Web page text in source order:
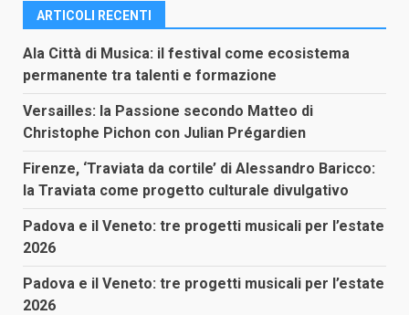
ARTICOLI RECENTI
Ala Città di Musica: il festival come ecosistema
permanente tra talenti e formazione
Versailles: la Passione secondo Matteo di
Christophe Pichon con Julian Prégardien
Firenze, ‘Traviata da cortile’ di Alessandro Baricco:
la Traviata come progetto culturale divulgativo
Padova e il Veneto: tre progetti musicali per l’estate
2026
Padova e il Veneto: tre progetti musicali per l’estate
2026